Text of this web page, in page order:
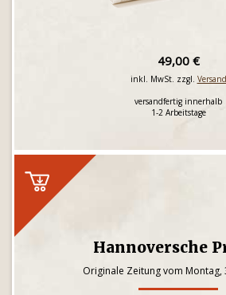
49,00 €
inkl. MwSt. zzgl. Versand
versandfertig innerhalb
1-2 Arbeitstage
Hannoversche
Originale Zeitung vom Montag,